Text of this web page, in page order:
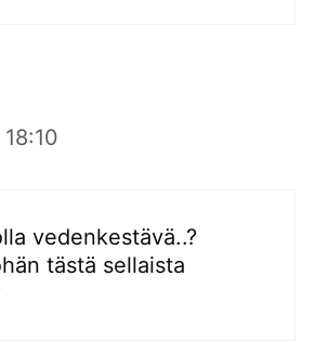
vedenkestävä..?
tästä sellaista